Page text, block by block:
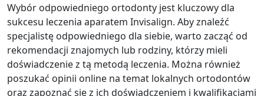
Wybór odpowiedniego ortodonty jest kluczowy dla
sukcesu leczenia aparatem Invisalign. Aby znaleźć
specjalistę odpowiedniego dla siebie, warto zacząć od
rekomendacji znajomych lub rodziny, którzy mieli
doświadczenie z tą metodą leczenia. Można również
poszukać opinii online na temat lokalnych ortodontów
oraz zapoznać się z ich doświadczeniem i kwalifikacjami